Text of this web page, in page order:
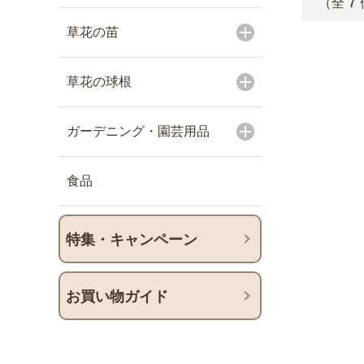
草花の苗
草花の球根
ガーデニング・園芸用品
食品
特集・キャンペーン
お買い物ガイド
（全